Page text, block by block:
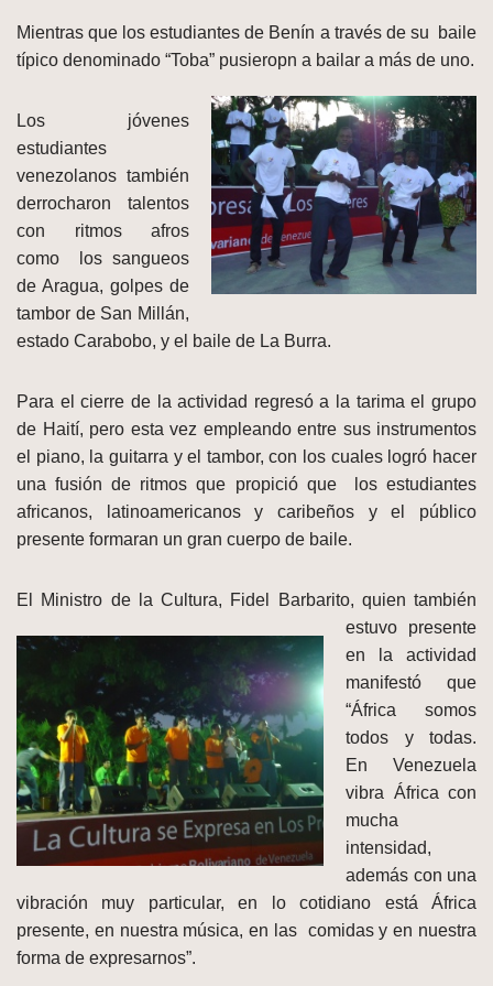
Mientras que los estudiantes de Benín a través de su baile
típico denominado “Toba” pusieropn a bailar a más de uno.
Los jóvenes
estudiantes
venezolanos también
derrocharon talentos
con ritmos afros
como los sangueos
de Aragua, golpes de
tambor de San Millán,
estado Carabobo, y el baile de La Burra.
Para el cierre de la actividad regresó a la tarima el grupo
de Haití, pero esta vez empleando entre sus instrumentos
el piano, la guitarra y el tambor, con los cuales logró hacer
una fusión de ritmos que propició que los estudiantes
africanos, latinoamericanos y caribeños y el público
presente formaran un gran cuerpo de baile.
El Ministro de la Cultura, Fidel Barbarito, quien también
estuvo presente
en la actividad
manifestó que
“África somos
todos y todas.
En Venezuela
vibra África con
mucha
intensidad,
además con una
vibración muy particular, en lo cotidiano está África
presente, en nuestra música, en las comidas y en nuestra
forma de expresarnos”.